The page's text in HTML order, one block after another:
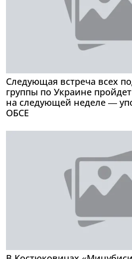
Следующая встреча всех
группы по Украине
на следующей неделе —
ОБСЕ